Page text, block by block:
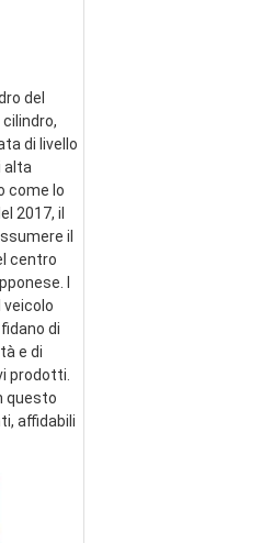
del
di livello
alta
come lo
2017, il
il
centro
I
di
e di
prodotti.
questo
affidabili